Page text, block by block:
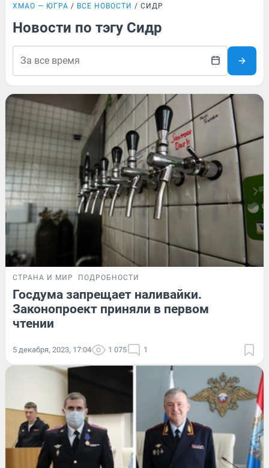
ХМАО — ЮГРА ВСЕ НОВОСТИ СИДР
Новости по тэгу Сидр
СТРАНА И МИР ПОДРОБНОСТИ
Госдума запрещает наливайки.
Законопроект приняли в первом
чтении
5 декабря, 2023, 17:04 1 075 1